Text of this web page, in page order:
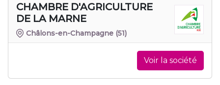
CHAMBRE D'AGRICULTURE
DE LA MARNE
Châlons-en-Champagne (51)
Voir la société